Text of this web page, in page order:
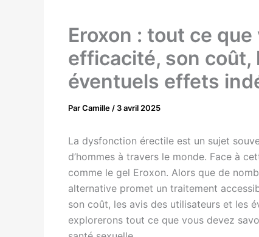
Eroxon : tout ce
efficacité, son coût,
éventuels effets
ParCamille / 3 avril 2025
La dysfonction érectile est un sujet
d’hommes à travers le monde. Face à
comme le gel Eroxon. Alors que de
alternative promet un traitement
son coût, les avis des utilisateurs et les
explorerons tout ce que vous devez